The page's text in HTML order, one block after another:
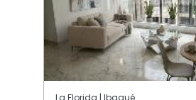
La Florida | Ibagué